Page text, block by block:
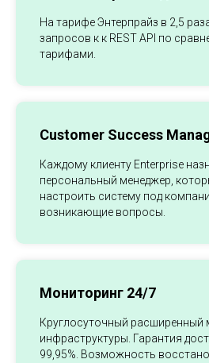
На тарифе Энтерпрайз в 2,5
запросов к к REST API по
тарифами.
Customer Success
Каждому клиенту Enterprise
персональный менеджер,
настроить систему под
возникающие вопросы.
Мониторинг 24/7
Круглосуточный расширенный
инфраструктуры. Гарантия
99,95%. Возможность